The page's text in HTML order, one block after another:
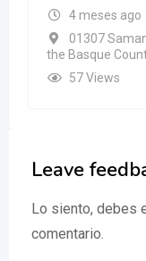
4 meses ago
01307
the Basque
57 Views
Leave
Lo siento, debes
comentario.